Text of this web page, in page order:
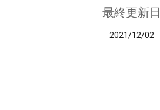
最終更新日
2021/12/02